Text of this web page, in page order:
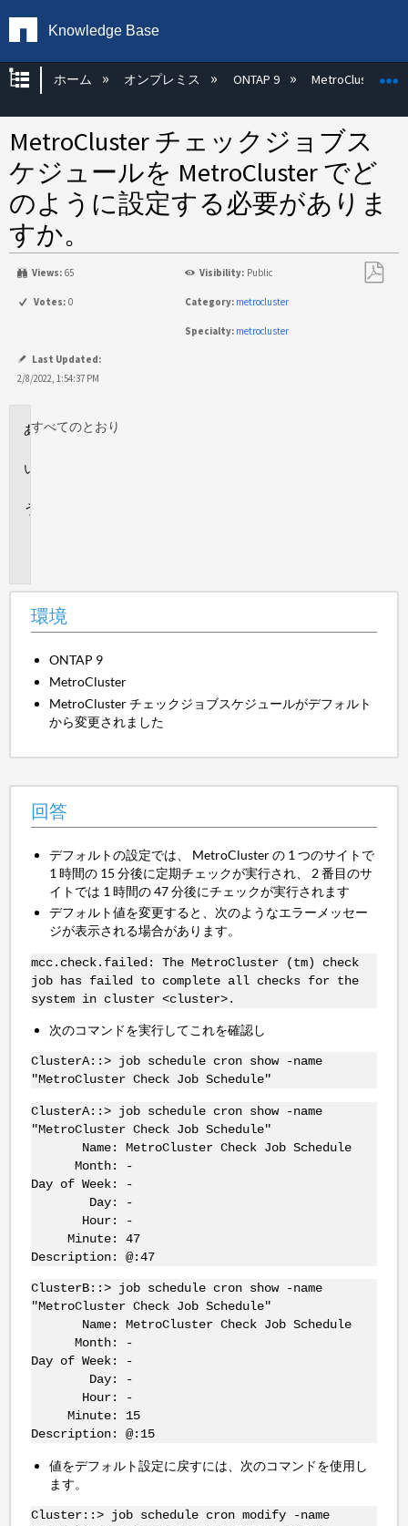
Knowledge Base
グローバル階層を展開/折りたたむ
ホーム オンプレミス ONTAP 9 MetroCluster
MetroCluster チェックジョブス
ケジュールを MetroCluster でど
のように設定する必要がありま
すか。
Views: 65 Visibility: Public
Votes: 0 Category: metrocluster
Specialty: metrocluster
Last Updated:
2/8/2022, 1:54:37 PM
環
すべてのとおり
環境
ONTAP 9
MetroCluster
MetroCluster チェックジョブスケジュールがデフォルト
から変更されました
回答
デフォルトの設定では、 MetroCluster の 1 つのサイトで
1 時間の 15 分後に定期チェックが実行され、 2 番目のサ
イトでは 1 時間の 47 分後にチェックが実行されます
デフォルト値を変更すると、次のようなエラーメッセー
ジが表示される場合があります。
mcc.check.failed: The MetroCluster (tm) check
job has failed to complete all checks for the
system in cluster <cluster>.
次のコマンドを実行してこれを確認し
ClusterA::> job schedule cron show -name
"MetroCluster Check Job Schedule"
ClusterA::> job schedule cron show -name
"MetroCluster Check Job Schedule"
Name: MetroCluster Check Job Schedule
Month: -
Day of Week: -
Day: -
Hour: -
Minute: 47
Description: @:47
ClusterB::> job schedule cron show -name
"MetroCluster Check Job Schedule"
Name: MetroCluster Check Job Schedule
Month: -
Day of Week: -
Day: -
Hour: -
Minute: 15
Description: @:15
値をデフォルト設定に戻すには、次のコマンドを使用し
ます。
Cluster::> job schedule cron modify -name